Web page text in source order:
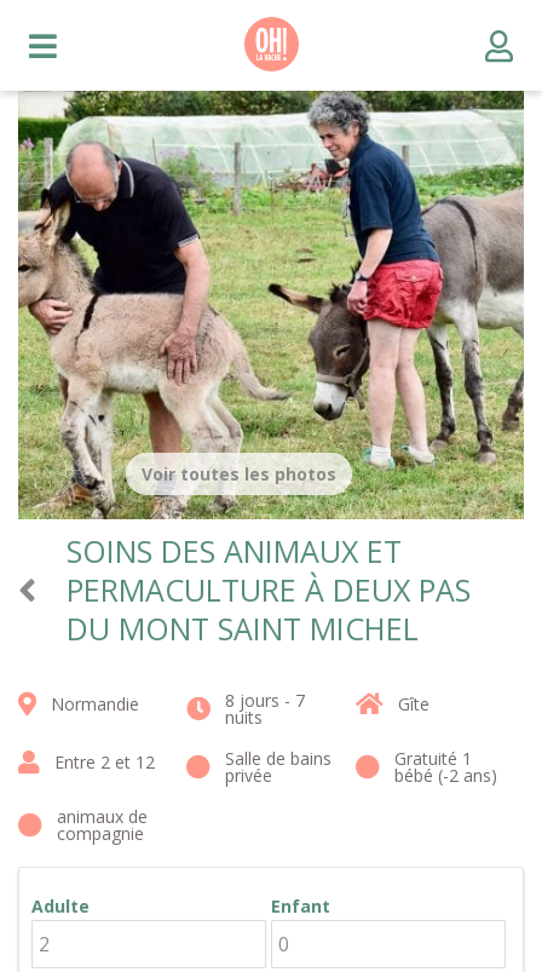
SOINS DES ANIMAUX ET
PERMACULTURE À DEUX PAS
DU MONT SAINT MICHEL
Voir toutes les photos
Normandie 8 jours - 7
nuits
Gîte
Entre 2 et 12 Salle de bains
privée
Gratuité 1
bébé (-2 ans)
animaux de
compagnie
Adulte Enfant